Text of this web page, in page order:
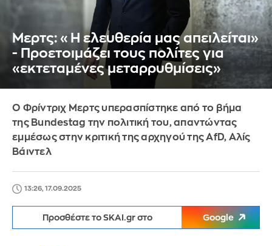
Μερτς: «Η ελευθερία μας απειλείται»
- Προετοιμάζει τους πολίτες για
«εκτεταμένες μεταρρυθμίσεις»
Ο Φρίντριχ Μερτς υπερασπίστηκε από το βήμα
της Bundestag την πολιτική του, απαντώντας
εμμέσως στην κριτική της αρχηγού της AfD, Αλίς
Βάιντελ
13:26, 17.09.2025
Προσθέστε το SKAI.gr στο Google